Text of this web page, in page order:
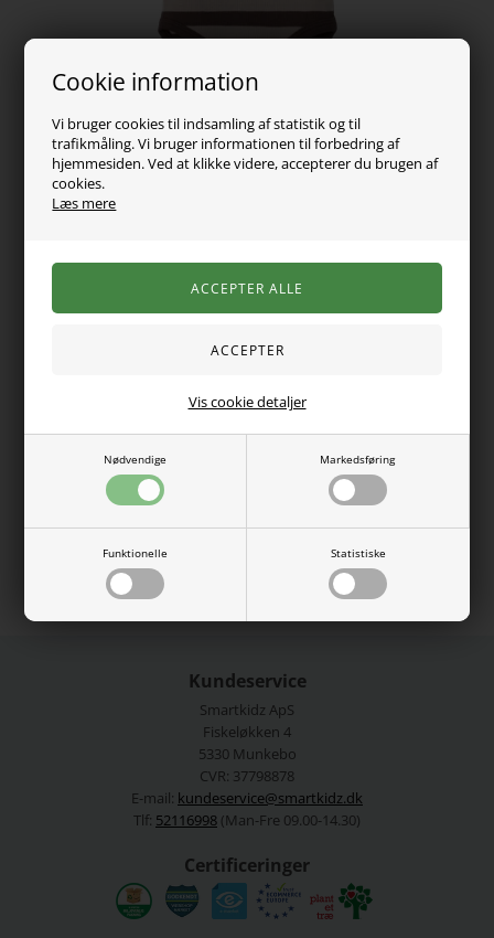
Cookie information
Vi bruger cookies til indsamling af statistik og til
trafikmåling. Vi bruger informationen til forbedring af
hjemmesiden. Ved at klikke videre, accepterer du brugen af
cookies.
Læs mere
Nødvendige Markedsføring
Funktionelle Statistiske
Vis cookie detaljer
Vælg Størrelse
Mega lækker langærmet body fra Name it. Den er i lækker
blød rib kvalitet og stribet i flotte farver.
95% økologisk bomuld, 5% elastan.
Vaskes ved 40 grader.
Se mere fraName It
Varenummer:13248394-4851571
Kundeservice
Smartkidz ApS
Fiskeløkken 4
5330 Munkebo
CVR: 37798878
E-mail: kundeservice@smartkidz.dk
Tlf: 52116998 (Man-Fre 09.00-14.30)
Certificeringer